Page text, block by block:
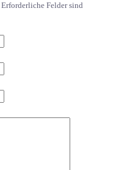
Erforderliche Felder sind